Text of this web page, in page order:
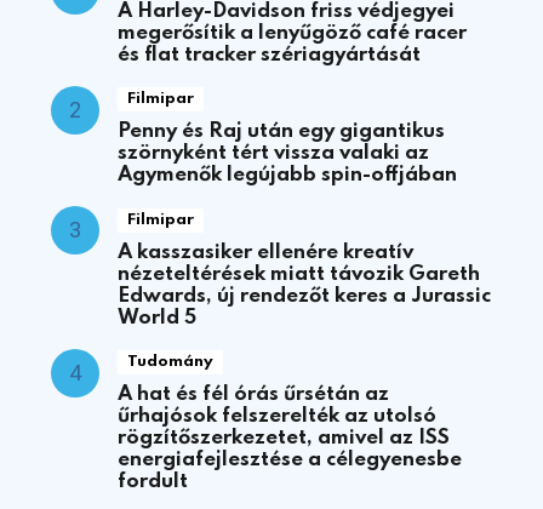
A Harley-Davidson friss védjegyei
megerősítik a lenyűgöző café racer
és flat tracker szériagyártását
Filmipar
Penny és Raj után egy gigantikus
szörnyként tért vissza valaki az
Agymenők legújabb spin-offjában
Filmipar
A kasszasiker ellenére kreatív
nézeteltérések miatt távozik Gareth
Edwards, új rendezőt keres a Jurassic
World 5
Tudomány
A hat és fél órás űrsétán az
űrhajósok felszerelték az utolsó
rögzítőszerkezetet, amivel az ISS
energiafejlesztése a célegyenesbe
fordult